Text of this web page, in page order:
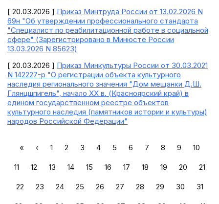
[ 20.03.2026 ] Приказ Минтруда России от 13.02.2026 N
69н "Об утверждении профессионального стандарта
"Специалист по реабилитационной работе в социальной
сфере" (Зарегистрировано в Минюсте России
13.03.2026 N 85623)
[ 20.03.2026 ] Приказ Минкультуры России от 30.03.2021
N 142227-р "О регистрации объекта культурного
наследия регионального значения "Дом мещанки Д.Ш.
Глянцшпигель", начало XX в. (Красноярский край) в
едином государственном реестре объектов
культурного наследия (памятников истории и культуры)
народов Российской Федерации"
« ‹ 1 2 3 4 5 6 7 8 9 10
11 12 13 14 15 16 17 18 19 20 21
22 23 24 25 26 27 28 29 30 31